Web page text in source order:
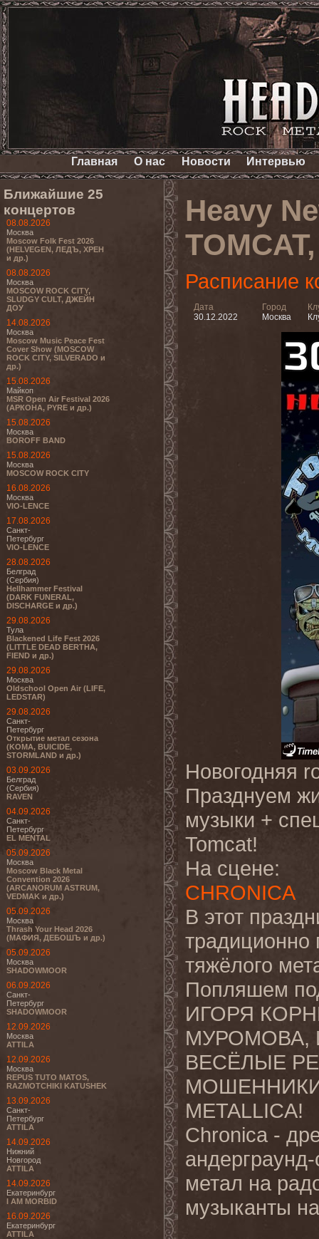
Главная О нас Новости Интервью
Ближайшие 25
концертов
08.08.2026
Москва
Moscow Folk Fest 2026
(HELVEGEN, ЛЕДЪ, ХРЕН
и др.)
08.08.2026
Москва
MOSCOW ROCK CITY,
SLUDGY CULT, ДЖЕЙН
ДОУ
14.08.2026
Москва
Moscow Music Peace Fest
Cover Show (MOSCOW
ROCK CITY, SILVERADO и
др.)
15.08.2026
Майкоп
MSR Open Air Festival 2026
(АРКОНА, PYRE и др.)
15.08.2026
Москва
BOROFF BAND
15.08.2026
Москва
MOSCOW ROCK CITY
16.08.2026
Москва
VIO-LENCE
17.08.2026
Санкт-
Петербург
VIO-LENCE
28.08.2026
Белград
(Сербия)
Hellhammer Festival
(DARK FUNERAL,
DISCHARGE и др.)
29.08.2026
Тула
Blackened Life Fest 2026
(LITTLE DEAD BERTHA,
FIEND и др.)
29.08.2026
Москва
Oldschool Open Air (LIFE,
LEDSTAR)
29.08.2026
Санкт-
Петербург
Открытие метал сезона
(KOMA, BUICIDE,
STORMLAND и др.)
03.09.2026
Белград
(Сербия)
RAVEN
04.09.2026
Санкт-
Петербург
EL MENTAL
05.09.2026
Москва
Moscow Black Metal
Convention 2026
(ARCANORUM ASTRUM,
VEDMAK и др.)
05.09.2026
Москва
Thrash Your Head 2026
(МАФИЯ, ДЕБОШЪ и др.)
05.09.2026
Москва
SHADOWMOOR
06.09.2026
Санкт-
Петербург
SHADOWMOOR
12.09.2026
Москва
ATTILA
12.09.2026
Москва
REPUS TUTO MATOS,
RAZMOTCHIKI KATUSHEK
13.09.2026
Санкт-
Петербург
ATTILA
14.09.2026
Нижний
Новгород
ATTILA
14.09.2026
Екатеринбург
I AM MORBID
16.09.2026
Екатеринбург
ATTILA
Heavy
Расписание
Дата
30.12.2022
Город
Москва
Новогодняя
Празднуем
музыки +
Tomcat!
На сцене:
CHRONICA
В этот
традиционно
тяжёлого
Попляшем
ИГОРЯ
МУРОМОВА,
ВЕСЁЛЫЕ
METALLICA!
Chronica -
метал на
музыканты